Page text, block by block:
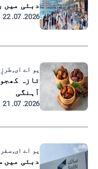
دبئی میں
2026. 07. 22
یو اے ای,
تازہ
آہنگی
2026. 07. 21
یو اے ای,